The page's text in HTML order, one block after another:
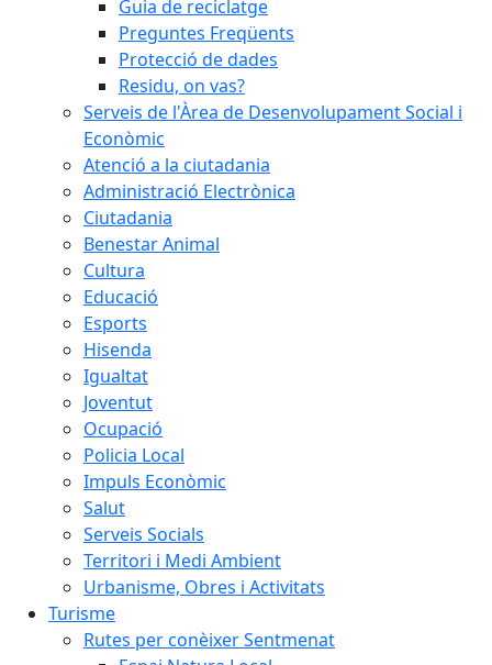
Guia de reciclatge
Preguntes Freqüents
Protecció de dades
Residu, on vas?
Serveis de l'Àrea de Desenvolupament Social i
Econòmic
Atenció a la ciutadania
Administració Electrònica
Ciutadania
Benestar Animal
Cultura
Educació
Esports
Hisenda
Igualtat
Joventut
Ocupació
Policia Local
Impuls Econòmic
Salut
Serveis Socials
Territori i Medi Ambient
Urbanisme, Obres i Activitats
Turisme
Rutes per conèixer Sentmenat